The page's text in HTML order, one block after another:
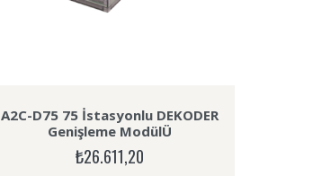
A2C-D75 75 İstasyonlu DEKODER
Genişleme ModülÜ
₺26.611,20